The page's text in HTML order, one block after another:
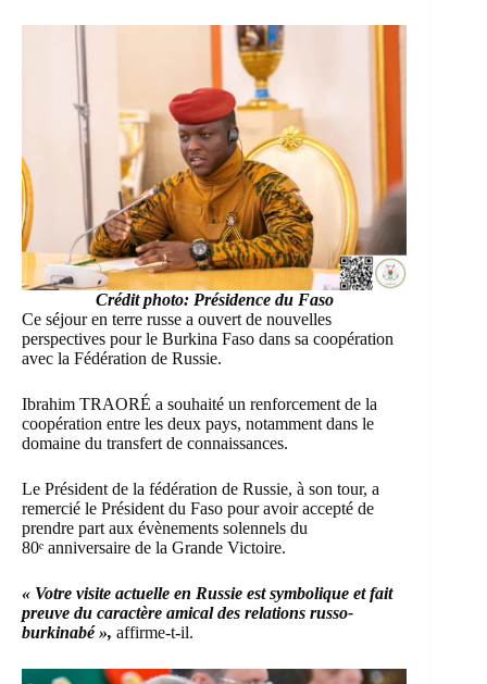
Crédit photo: Présidence du Faso
Ce séjour en terre russe a ouvert de nouvelles
perspectives pour le Burkina Faso dans sa coopération
avec la Fédération de Russie.
Ibrahim TRAORÉ a souhaité un renforcement de la
coopération entre les deux pays, notamment dans le
domaine du transfert de connaissances.
Le Président de la fédération de Russie, à son tour, a
remercié le Président du Faso pour avoir accepté de
prendre part aux évènements solennels du
80ᵉ anniversaire de la Grande Victoire.
« Votre visite actuelle en Russie est symbolique et fait
preuve du caractère amical des relations russo-
burkinabé », affirme-t-il.